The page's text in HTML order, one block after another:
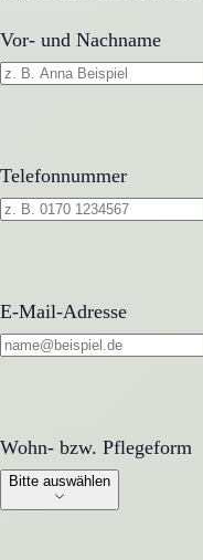
Vor- und Nachname
Telefonnummer
E-Mail-Adresse
Wohn- bzw. Pflegeform
Wohn- bzw. Pflegeform
Bitte auswählen